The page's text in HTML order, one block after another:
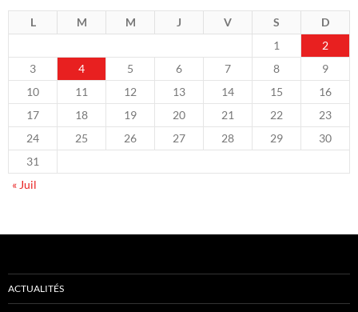
L M M J V S
D
1
2
3
4 5 6 7 8
9
10
11 12 13 14 15
16
17
18 19 20 21 22
23
24
25 26 27 28 29
30
31
« Juil
ACTUALITÉS